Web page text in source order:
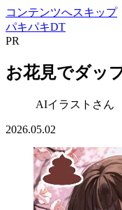
コンテンツへスキップ
パキパキDT
PR
お花見でダッ
AIイラストさん
2026.05.02